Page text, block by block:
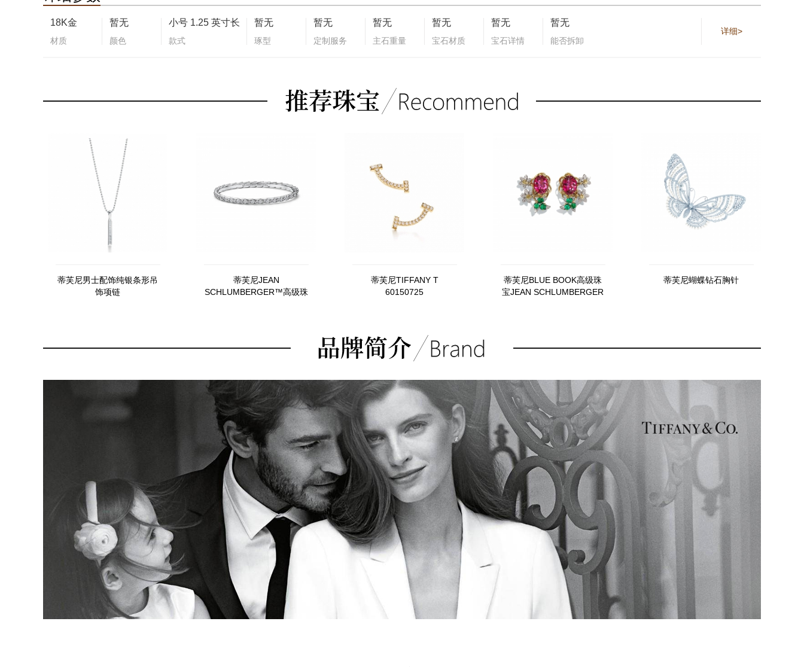
18K金
材质
暂无
颜色
小号 1.25 英寸长
款式
暂无
琢型
暂无
定制服务
暂无
主石重量
暂无
宝石材质
暂无
宝石详情
暂无
能否拆卸
详细>
蒂芙尼男士配饰纯银条形吊
饰项链
蒂芙尼JEAN
SCHLUMBERGER™高级珠
蒂芙尼TIFFANY T
60150725
蒂芙尼BLUE BOOK高级珠
宝JEAN SCHLUMBERGER
蒂芙尼蝴蝶钻石胸针